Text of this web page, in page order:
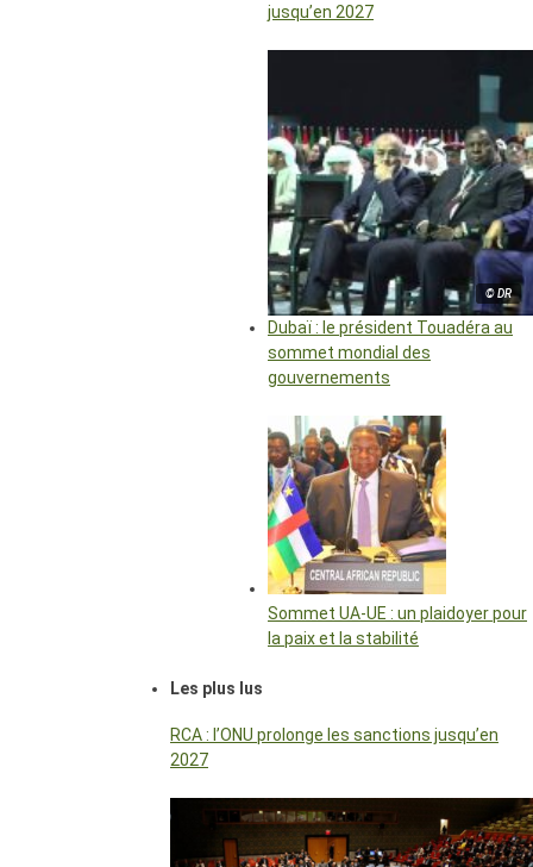
jusqu’en 2027
© DR
Dubaï : le président Touadéra au
sommet mondial des
gouvernements
Sommet UA-UE : un plaidoyer pour
la paix et la stabilité
Les plus lus
RCA : l’ONU prolonge les sanctions jusqu’en
2027